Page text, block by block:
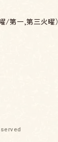
/第一,第三火曜）